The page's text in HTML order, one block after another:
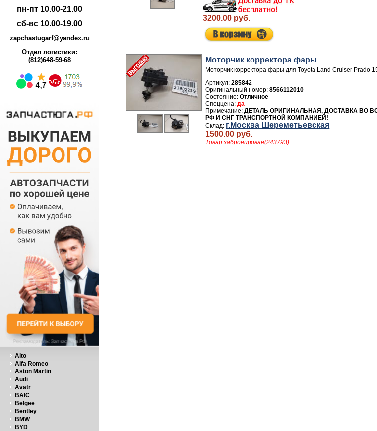
пн-пт 10.00-21.00
сб-вс 10.00-19.00
zapchastugarf@yandex.ru
Отдел логистики:
(812)648-59-68
Aito
Alfa Romeo
Aston Martin
Audi
Avatr
BAIC
Belgee
Bentley
BMW
BYD
3200.00 руб.
Моторчик корректора фары
Моторчик корректора фары для Toyota Land Cruiser Prado
Артикул:285842
8566112010
Отличное
да
ДЕТАЛЬ ОРИГИНАЛЬНАЯ, ДОСТАВКА ВО
РФ И СНГ ТРАНСПОРТНОЙ КОМПАНИЕЙ!
г.Москва Шереметьевская
1500.00 руб.
Товар забронирован(243793)